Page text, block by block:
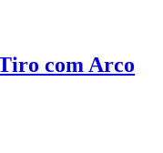
com Arco